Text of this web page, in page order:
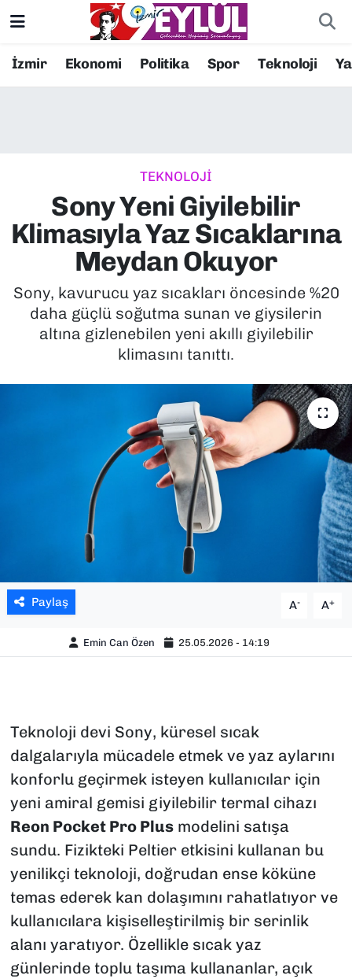
İzmir Ekonomi Politika Spor Teknoloji
TEKNOLOJİ
Sony Yeni Giyilebilir
Klimasıyla Yaz Sıcaklarına
Meydan Okuyor
Sony, kavurucu yaz sıcakları öncesinde %20
daha güçlü soğutma sunan ve giysilerin
altına gizlenebilen yeni akıllı giyilebilir
klimasını tanıttı.
Paylaş A- A+
Emin Can Özen 25.05.2026 - 14:19
Teknoloji devi Sony, küresel sıcak
dalgalarıyla mücadele etmek ve yaz aylarını
konforlu geçirmek isteyen kullanıcılar için
yeni amiral gemisi giyilebilir termal cihazı
Reon Pocket Pro Plusmodelini satışa
sundu. Fizikteki Peltier etkisini kullanan bu
yenilikçi teknoloji, doğrudan ense köküne
temas ederek kan dolaşımını rahatlatıyor ve
kullanıcılara kişiselleştirilmiş bir serinlik
alanı yaratıyor. Özellikle sıcak yaz
günlerinde toplu taşıma kullananlar, açık
Resmi İlanlar
EKONOMİ
KÜLTÜR SANAT
MAGAZİN
POLİTİKA
SAĞLIK
TEKNOLOJİ
YAŞAM
YEREL YÖNETİMLER
Konak Nöbetçi Eczaneler
Süper Lig Puan Durumu ve Fikstür
Tüm Manşetler
Son Dakika Haberleri
Haber Arşivi